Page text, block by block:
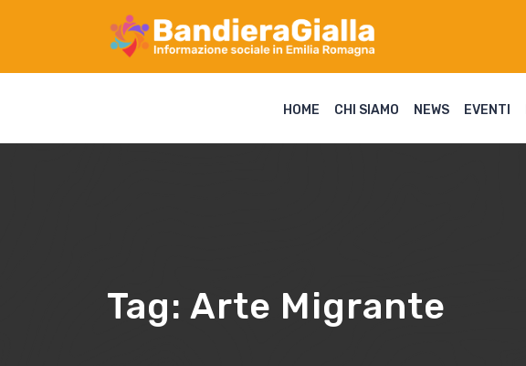
HOME CHI SIAMO NEWS EVENTI
Tag: Arte Migrante